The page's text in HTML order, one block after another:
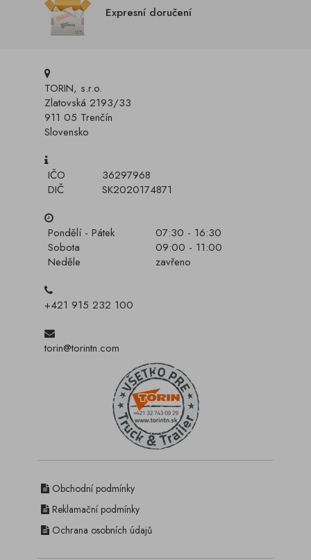
Expresní doručení
TORIN, s.r.o.
Zlatovská 2193/33
911 05 Trenčín
Slovensko
IČO
36297968
DIČ
SK2020174871
Pondělí - Pátek
07:30 - 16:30
Sobota
09:00 - 11:00
Neděle
zavřeno
+421 915 232 100
torin@torintn.com
Obchodní podmínky
Reklamační podmínky
Ochrana osobních údajů